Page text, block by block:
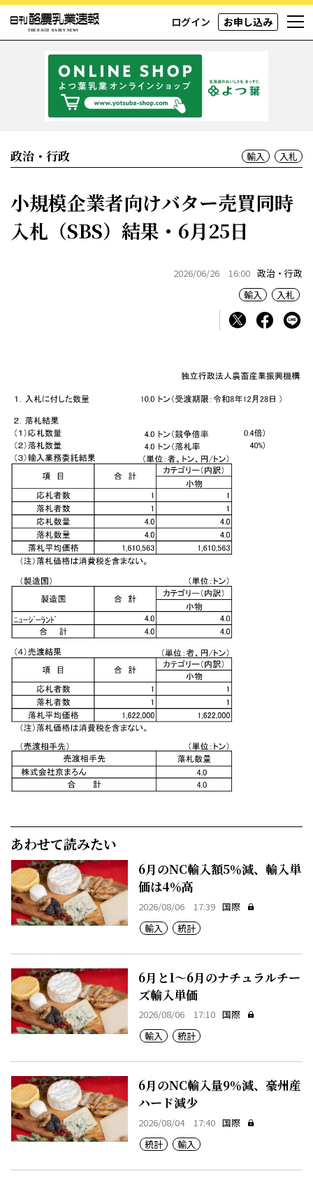
ログイン お申し込み
政治・行政 輸入 入札
小規模企業者向けバター売買同時
入札（SBS）結果・6月25日
2026/06/26 16:00 政治・行政
輸入
入札
あわせて読みたい
6月のNC輸入額5％減、輸入単
価は4％高
2026/08/06 17:39 国際
輸入
統計
6月と1～6月のナチュラルチー
ズ輸入単価
2026/08/06 17:10 国際
輸入
統計
6月のNC輸入量9％減、豪州産
ハード減少
2026/08/04 17:40 国際
統計
輸入